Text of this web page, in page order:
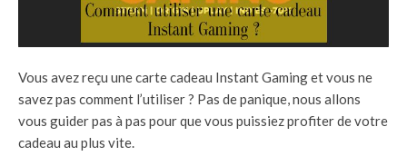
Vous avez reçu une carte cadeau Instant Gaming et vous ne
savez pas comment l’utiliser ? Pas de panique, nous allons
vous guider pas à pas pour que vous puissiez profiter de votre
cadeau au plus vite.